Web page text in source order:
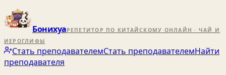
БонихуаРЕПЕТИТОР ПО КИТАЙСКОМУ ОНЛАЙН · ЧАЙ И
ИЕРОГЛИФЫ
Стать преподавателемСтать преподавателемНайти
преподавателя